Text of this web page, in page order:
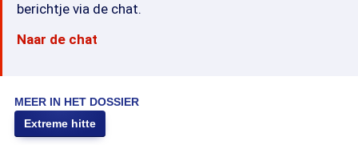
berichtje via de chat.
Naar de chat
MEER IN HET DOSSIER
Extreme hitte